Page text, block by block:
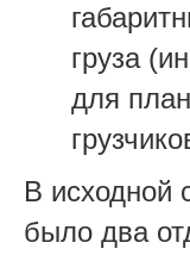
груза
для
В исходной
было два